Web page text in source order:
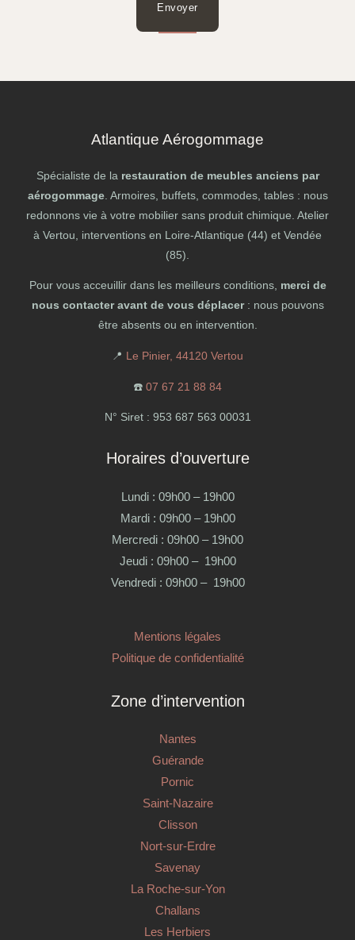
Envoyer
Atlantique Aérogommage
Spécialiste de la restauration de meubles anciens par
aérogommage. Armoires, buffets, commodes, tables : nous
redonnons vie à votre mobilier sans produit chimique. Atelier
à Vertou, interventions en Loire-Atlantique (44) et Vendée
(85).
Pour vous acceuillir dans les meilleurs conditions, merci de
nous contacter avant de vous déplacer: nous pouvons
être absents ou en intervention.
📍 Le Pinier, 44120 Vertou
☎️ 07 67 21 88 84
N° Siret : 953 687 563 00031
Horaires d’ouverture
Lundi : 09h00 – 19h00
Mardi : 09h00 – 19h00
Mercredi : 09h00 – 19h00
Jeudi : 09h00 – 19h00
Vendredi : 09h00 – 19h00
Mentions légales
Politique de confidentialité
Zone d’intervention
Nantes
Guérande
Pornic
Saint-Nazaire
Clisson
Nort-sur-Erdre
Savenay
La Roche-sur-Yon
Challans
Les Herbiers